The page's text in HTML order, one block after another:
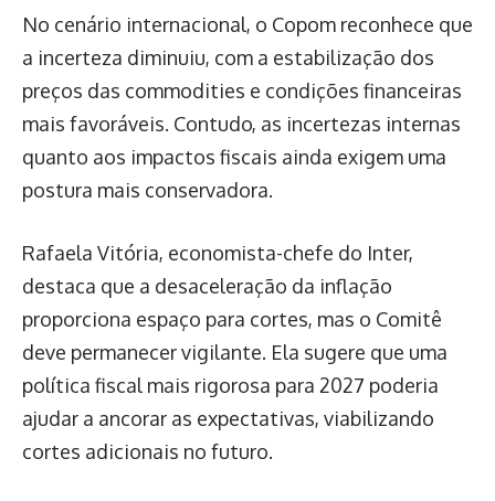
No cenário internacional, o Copom reconhece que
a incerteza diminuiu, com a estabilização dos
preços das commodities e condições financeiras
mais favoráveis. Contudo, as incertezas internas
quanto aos impactos fiscais ainda exigem uma
postura mais conservadora.
Rafaela Vitória, economista-chefe do Inter,
destaca que a desaceleração da inflação
proporciona espaço para cortes, mas o Comitê
deve permanecer vigilante. Ela sugere que uma
política fiscal mais rigorosa para 2027 poderia
ajudar a ancorar as expectativas, viabilizando
cortes adicionais no futuro.